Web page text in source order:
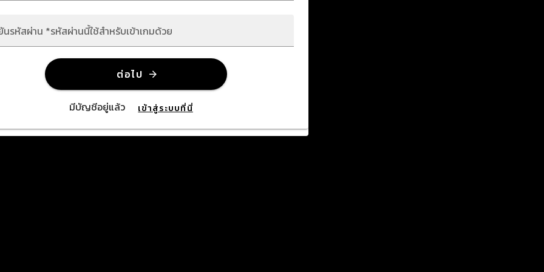
รหัสผ่าน *รหัสผ่านนี้ใช้สำหรับเข้าเกมด้วย
ต่อไป
มีบัญชีอยู่แล้ว เข้าสู่ระบบที่นี่